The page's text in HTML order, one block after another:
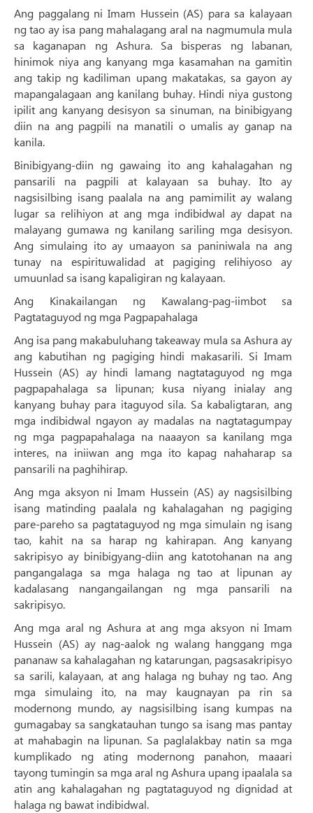
Ang paggalang ni Imam Hussein (AS) para sa kalayaan
ng tao ay isa pang mahalagang aral na nagmumula mula
sa kaganapan ng Ashura. Sa bisperas ng labanan,
hinimok niya ang kanyang mga kasamahan na gamitin
ang takip ng kadiliman upang makatakas, sa gayon ay
mapangalagaan ang kanilang buhay. Hindi niya gustong
ipilit ang kanyang desisyon sa sinuman, na binibigyang
diin na ang pagpili na manatili o umalis ay ganap na
kanila.
Binibigyang-diin ng gawaing ito ang kahalagahan ng
pansarili na pagpili at kalayaan sa buhay. Ito ay
nagsisilbing isang paalala na ang pamimilit ay walang
lugar sa relihiyon at ang mga indibidwal ay dapat na
malayang gumawa ng kanilang sariling mga desisyon.
Ang simulaing ito ay umaayon sa paniniwala na ang
tunay na espirituwalidad at pagiging relihiyoso ay
umuunlad sa isang kapaligiran ng kalayaan.
Ang Kinakailangan ng Kawalang-pag-iimbot sa
Pagtataguyod ng mga Pagpapahalaga
Ang isa pang makabuluhang takeaway mula sa Ashura ay
ang kabutihan ng pagiging hindi makasarili. Si Imam
Hussein (AS) ay hindi lamang nagtataguyod ng mga
pagpapahalaga sa lipunan; kusa niyang inialay ang
kanyang buhay para itaguyod sila. Sa kabaligtaran, ang
mga indibidwal ngayon ay madalas na nagtatagumpay
ng mga pagpapahalaga na naaayon sa kanilang mga
interes, na iniiwan ang mga ito kapag nahaharap sa
pansarili na paghihirap.
Ang mga aksyon ni Imam Hussein (AS) ay nagsisilbing
isang matinding paalala ng kahalagahan ng pagiging
pare-pareho sa pagtataguyod ng mga simulain ng isang
tao, kahit na sa harap ng kahirapan. Ang kanyang
sakripisyo ay binibigyang-diin ang katotohanan na ang
pangangalaga sa mga halaga ng tao at lipunan ay
kadalasang nangangailangan ng mga pansarili na
sakripisyo.
Ang mga aral ng Ashura at ang mga aksyon ni Imam
Hussein (AS) ay nag-aalok ng walang hanggang mga
pananaw sa kahalagahan ng katarungan, pagsasakripisyo
sa sarili, kalayaan, at ang halaga ng buhay ng tao. Ang
mga simulaing ito, na may kaugnayan pa rin sa
modernong mundo, ay nagsisilbing isang kumpas na
gumagabay sa sangkatauhan tungo sa isang mas pantay
at mahabagin na lipunan. Sa paglalakbay natin sa mga
kumplikado ng ating modernong panahon, maaari
tayong tumingin sa mga aral ng Ashura upang ipaalala sa
atin ang kahalagahan ng pagtataguyod ng dignidad at
halaga ng bawat indibidwal.